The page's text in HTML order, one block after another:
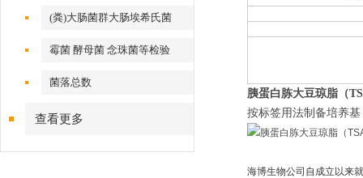
(粪)大肠菌群大肠埃希氏菌
霉菌 酵母菌 念珠菌等检验
菌落总数
查看更多
胰蛋白胨大豆琼脂（
按标签用法制备培养
海博生物公司自成立以来